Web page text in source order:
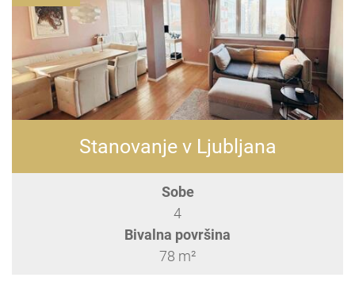
Stanovanje v Ljubljana
Sobe
4
Bivalna površina
78 m²